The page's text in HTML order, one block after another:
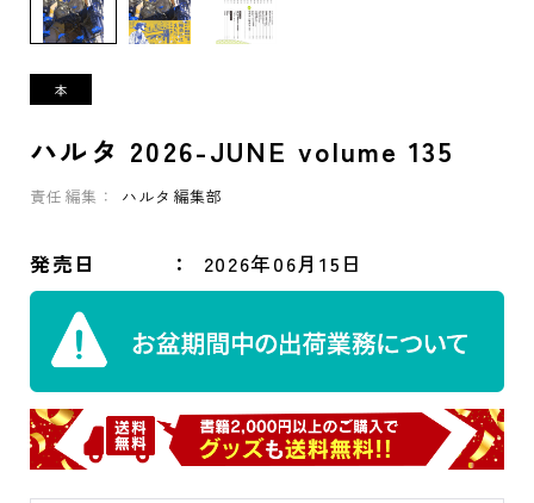
ハルタ 2026-JUNE volume 135
責任編集： ハルタ編集部
発売日 2026年06月15日